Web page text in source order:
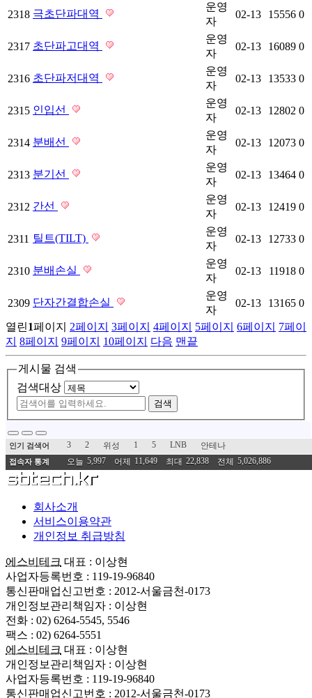
2318 극초단파대역
운영
자
02-13 15556 0
2317 초단파고대역
운영
자
02-13 16089 0
2316 초단파저대역
운영
자
02-13 13533 0
2315 인입선
운영
자
02-13 12802 0
2314 분배선
운영
자
02-13 12073 0
2313 분기선
운영
자
02-13 13464 0
2312 간선
운영
자
02-13 12419 0
2311 틸트(TILT)
운영
자
02-13 12733 0
2310 분배손실
운영
자
02-13 11918 0
2309 단자간결합손실
운영
자
02-13 13165 0
열린1페이지 2페이지 3페이지 4페이지 5페이지 6페이지 7페이
지 8페이지 9페이지 10페이지 다음 맨끝
게시물 검색
검색대상
검색
인기 검색어 3 2 위성 1 5 LNB 안테나
접속자 통계 오늘 5,997 어제 11,649 최대 22,838 전체 5,026,886
회사소개
서비스이용약관
개인정보 취급방침
에스비테크 대표 : 이상현
사업자등록번호 : 119-19-96840
통신판매업신고번호 : 2012-서울금천-0173
개인정보관리책임자 : 이상현
전화 : 02) 6264-5545, 5546
팩스 : 02) 6264-5551
에스비테크 대표 : 이상현
개인정보관리책임자 : 이상현
사업자등록번호 : 119-19-96840
통신판매업신고번호 : 2012-서울금천-0173